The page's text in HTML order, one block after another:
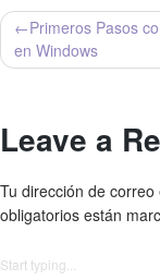
de
entradas
Primeros Pasos
en Windows
Leave a
Tu dirección de
obligatorios están